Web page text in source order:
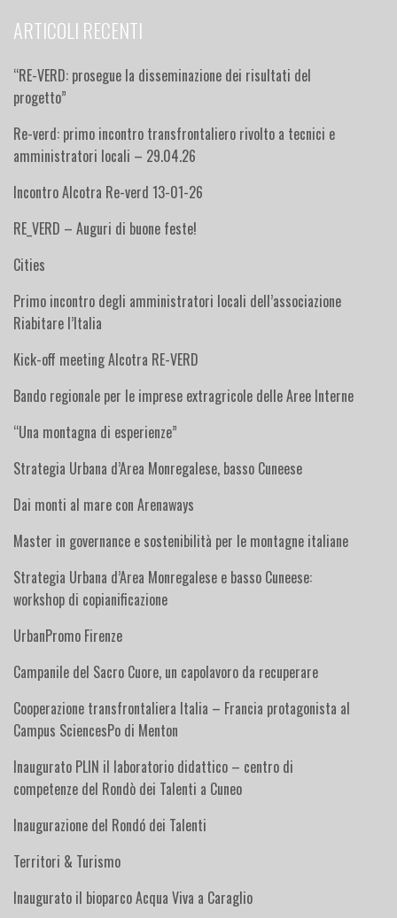
ARTICOLI RECENTI
“RE-VERD: prosegue la disseminazione dei risultati del
progetto”
Re-verd: primo incontro transfrontaliero rivolto a tecnici e
amministratori locali – 29.04.26
Incontro Alcotra Re-verd 13-01-26
RE_VERD – Auguri di buone feste!
Cities
Primo incontro degli amministratori locali dell’associazione
Riabitare l’Italia
Kick-off meeting Alcotra RE-VERD
Bando regionale per le imprese extragricole delle Aree Interne
“Una montagna di esperienze”
Strategia Urbana d’Area Monregalese, basso Cuneese
Dai monti al mare con Arenaways
Master in governance e sostenibilità per le montagne italiane
Strategia Urbana d’Area Monregalese e basso Cuneese:
workshop di copianificazione
UrbanPromo Firenze
Campanile del Sacro Cuore, un capolavoro da recuperare
Cooperazione transfrontaliera Italia – Francia protagonista al
Campus SciencesPo di Menton
Inaugurato PLIN il laboratorio didattico – centro di
competenze del Rondò dei Talenti a Cuneo
Inaugurazione del Rondó dei Talenti
Territori & Turismo
Inaugurato il bioparco Acqua Viva a Caraglio